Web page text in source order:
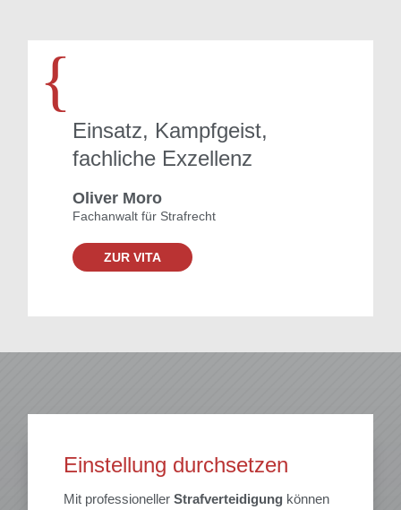
{
Einsatz, Kampfgeist,
fachliche Exzellenz
Oliver Moro
Fachanwalt für Strafrecht
ZUR VITA
Einstellung durchsetzen
Mit professionellerStrafverteidigung können